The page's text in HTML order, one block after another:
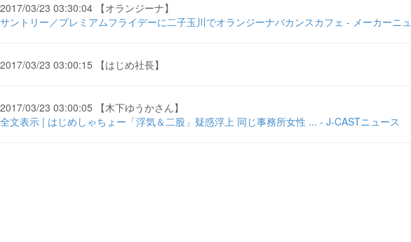
2017/03/23 03:30:04 【オランジーナ】
サントリー／プレミアムフライデーに二子玉川でオランジーナバカンスカフェ - メーカーニ
2017/03/23 03:00:15 【はじめ社長】
2017/03/23 03:00:05 【木下ゆうかさん】
全文表示 | はじめしゃちょー「浮気＆二股」疑惑浮上 同じ事務所女性 ... - J-CASTニュース